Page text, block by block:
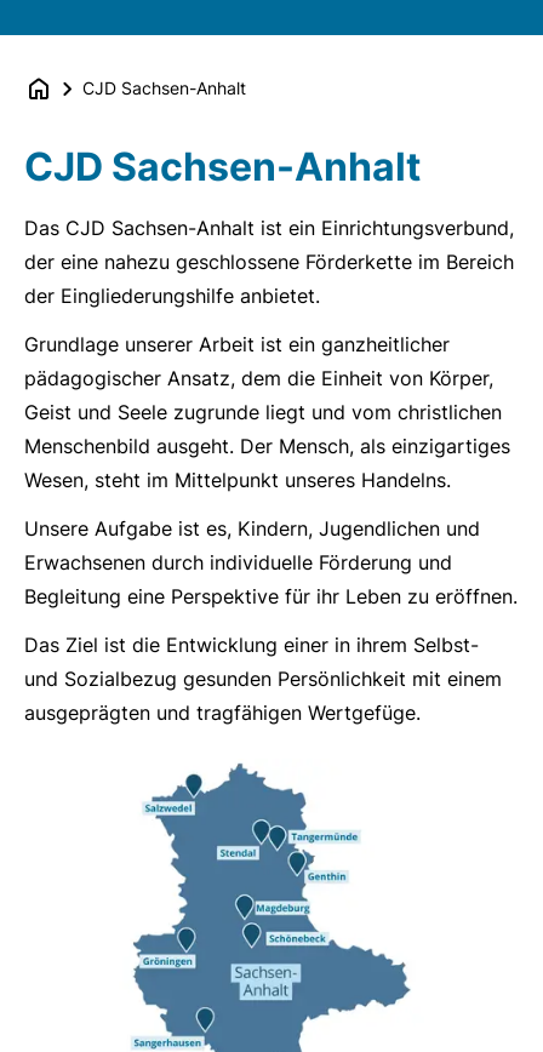
CJD Sachsen-Anhalt
CJD Sachsen-Anhalt
Das CJD Sachsen-Anhalt ist ein Einrichtungsverbund,
der eine nahezu geschlossene Förderkette im Bereich
der Eingliederungshilfe anbietet.
Grundlage unserer Arbeit ist ein ganzheitlicher
pädagogischer Ansatz, dem die Einheit von Körper,
Geist und Seele zugrunde liegt und vom christlichen
Menschenbild ausgeht. Der Mensch, als einzigartiges
Wesen, steht im Mittelpunkt unseres Handelns.
Unsere Aufgabe ist es, Kindern, Jugendlichen und
Erwachsenen durch individuelle Förderung und
Begleitung eine Perspektive für ihr Leben zu eröffnen.
Das Ziel ist die Entwicklung einer in ihrem Selbst-
und Sozialbezug gesunden Persönlichkeit mit einem
ausgeprägten und tragfähigen Wertgefüge.